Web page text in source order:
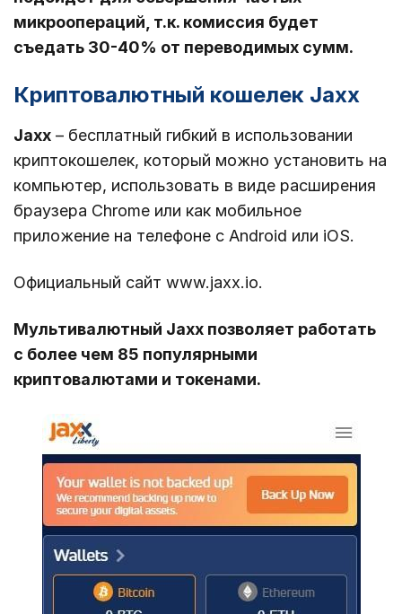
микроопераций, т.к. комиссия будет
съедать 30-40% от переводимых сумм.
Криптовалютный кошелек Jaxx
Jaxx – бесплатный гибкий в использовании
криптокошелек, который можно установить на
компьютер, использовать в виде расширения
браузера Chrome или как мобильное
приложение на телефоне c Android или iOS.
Официальный сайт www.jaxx.io.
Мультивалютный Jaxx позволяет работать
с более чем 85 популярными
криптовалютами и токенами.